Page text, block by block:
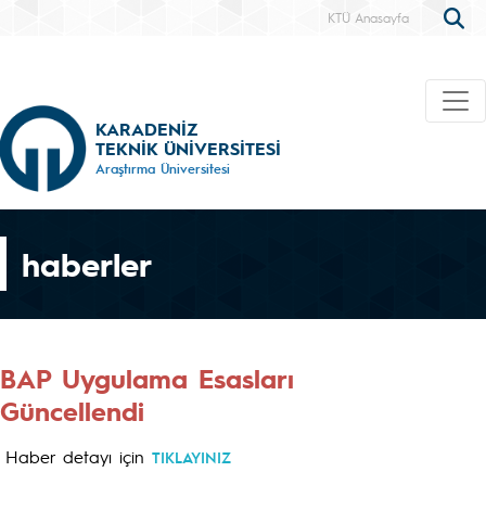
KTÜ Anasayfa
KARADENİZ
TEKNİK ÜNİVERSİTESİ
Araştırma Üniversitesi
haberler
BAP Uygulama Esasları
Güncellendi
Haber detayı için TIKLAYINIZ